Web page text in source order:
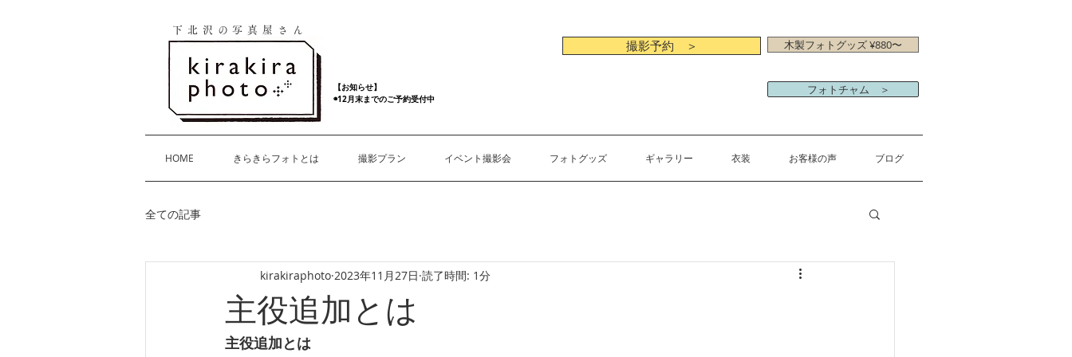
下北沢の写真屋さん
【お知らせ】
◉12月末までのご予約受付中
撮影予約 ＞ 木製フォトグッズ ¥880〜
フォトチャム ＞
HOME きらきらフォトとは 撮影プラン イベント撮影会 フォトグッズ ギャラリー 衣装 お客様の声 ブログ
全ての記事
主役追加とは
kirakiraphoto 2023年11月27日 読了時間: 1分
主役追加とは